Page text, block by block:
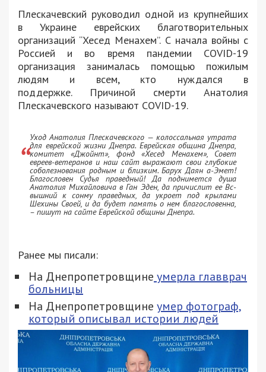
Плескачевский руководил одной из крупнейших
в Украине еврейских благотворительных
организаций “Хесед Менахем”. С начала войны с
Россией и во время пандемии COVID-19
организация занималась помощью пожилым
людям и всем, кто нуждался в
поддержке. Причиной смерти Анатолия
Плескачевского называют COVID-19.
Уход Анатолия Плескачевского — колоссальная утрата
для еврейской жизни Днепра. Еврейская община Днепра,
комитет «Джойнт», фонд «Хесед Менахем», Совет
евреев-ветеранов и наш сайт выражают свои глубокие
соболезнования родным и близким. Барух Даян а-Эмет!
Благословен Судья праведный! Да поднимется душа
Анатолия Михайловича в Ган Эден, да причислит ее Вс-
вышний к сонму праведных, да укроет под крылами
Шехины Своей, и да будет память о нем благословенна,
– пишут на сайте Еврейской общины Днепра.
Ранее мы писали:
На Днепропетровщине умерла главврач
больницы
На Днепропетровщине умер фотограф,
который описывал истории людей